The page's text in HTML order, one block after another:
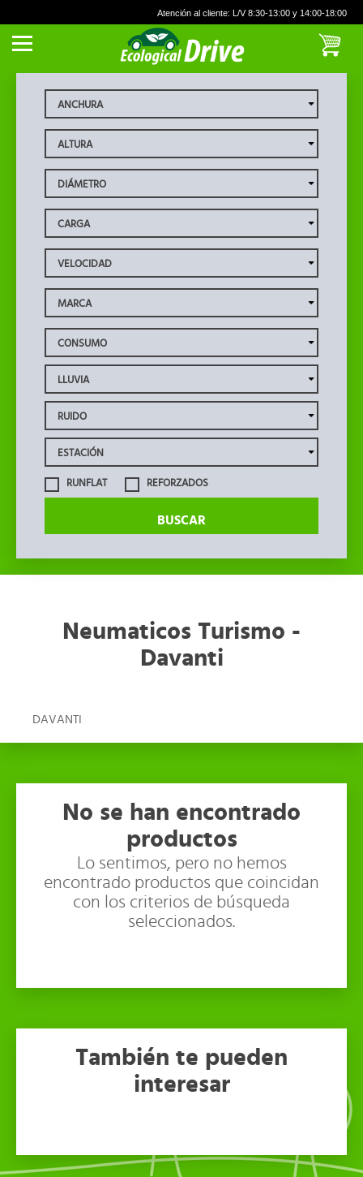
RUNFLAT REFORZADOS
BUSCAR
Neumaticos Turismo -
Davanti
DAVANTI
No se han encontrado
productos
Lo sentimos, pero no hemos
encontrado productos que coincidan
con los criterios de búsqueda
seleccionados.
También te pueden
interesar
Atención al cliente: L/V 8:30-13:00 y 14:00-18:00